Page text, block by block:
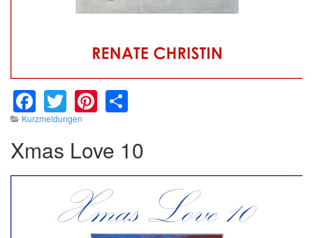
Facebook
TwitterPinterest
Kurzmeldungen
Xmas Love 10